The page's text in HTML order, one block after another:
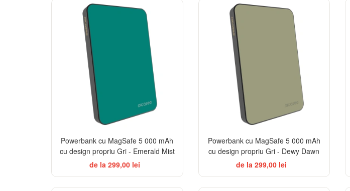
Powerbank cu MagSafe 5 000 mAh
cu design propriu Gri - Emerald Mist
de la 299,00 lei
Powerbank cu MagSafe 5 000 mAh
cu design propriu Gri - Dewy Dawn
de la 299,00 lei